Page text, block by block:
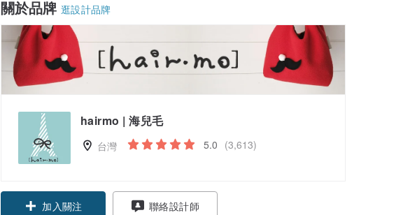
關於品牌 逛設計品牌
hairmo | 海兒毛
台灣 5.0 (3,613)
加入關注 聯絡設計師